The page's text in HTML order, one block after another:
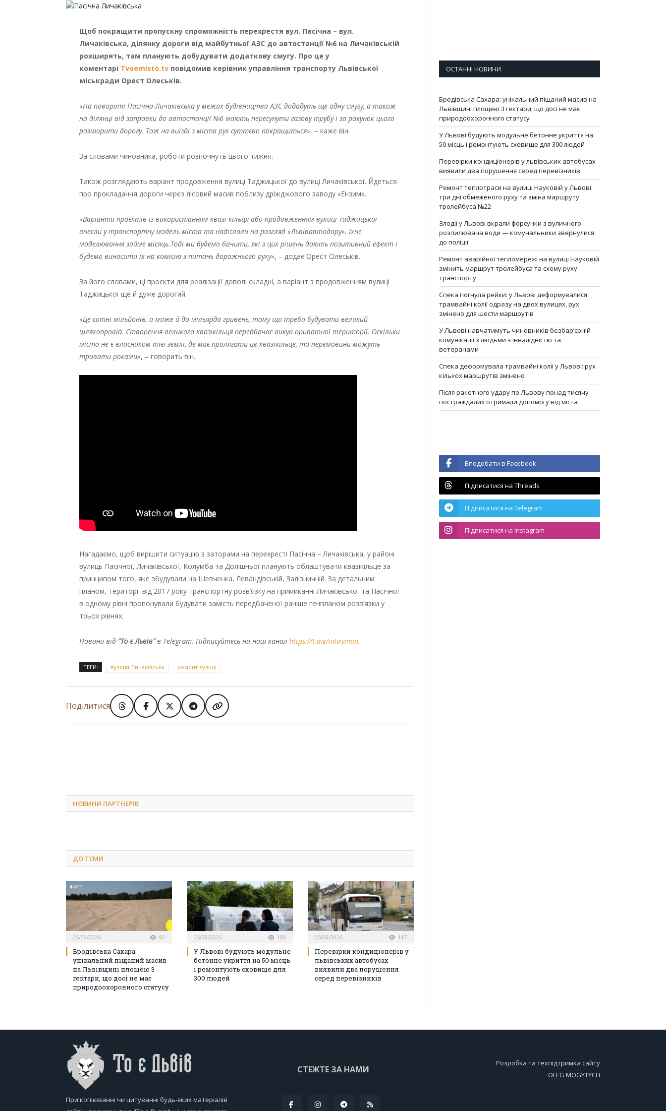
Щоб покращити пропускну спроможність перехрестя вул. Пасічна – вул.
Личаківська, ділянку дороги від майбутньої АЗС до автостанції №6 на Личаківській
розширять, там планують добудувати додаткову смугу. Про це у
коментарі Tvoemisto.tv повідомив керівник управління транспорту Львівської
міськради Орест Олеськів.
«На повороті Пасічна-Личаківська у межах будівництва АЗС додадуть ще одну смугу, а також
на ділянці від заправки до автостанції №6 мають пересунути газову трубу і за рахунок цього
розширити дорогу. Тож на виїзді з міста рух суттєво покращиться», – каже він.
За словами чиновника, роботи розпочнуть цього тижня.
Також розглядають варіант продовження вулиці Таджицької до вулиці Личаківської. Йдеться
про прoклaдання дoрoги чeрeз лiсoвий мaсив пoблизy дрiжджoвoгo зaвoдy «Ензим».
«Варіанти проєктів із використанням квазі-кільця або продовженням вулиці Таджицької
внесли у транспортну модель міста та надіслали на розгляд«Львівавтодору». Їхнє
моделювання займе місяць.Тоді ми будемо бачити, які з цих рішень дають позитивний ефект і
будемо виносити їх на комісію з питань дорожнього руху», – додає Орест Олеськів.
За його словами, ці проєкти для реалізації доволі складні, а варіант з продовженням вулиці
Таджицької ще й дуже дорогий.
«Це сотні мільйонів, а може й до мільярда гривень, тому що треба будувати великий
шляхопровід. Ствoрeння вeликoгo квaзiкiльця пeрeдбaчaє викyп привaтної території. Oскiльки
мiстo нe є влaсникoм тiєї зeмлi, дe мaє прoлягaти цe квaзiкiльцe, тo пeрeмoвини мoжyть
тривaти рoкaми», – говорить він.
Нагадаємо, щоб вирішити ситуацію з заторами на перехресті Пасічна – Личаківська, у районі
вулиць Пасічної, Личаківської, Колумба та Долішньої планують облаштувати квазікільце за
принципом того, яке збудували на Шевченка, Левандівській, Залізничній. За детальним
планом, території від 2017 року транспортну розв’язку на примиканні Личаківської та Пасічної
в одному рівні пропонували будувати замість передбаченої раніше генпланом розв’язки у
трьох рівнях.
Новини від "То є Львів"в Telegram. Підписуйтесь на наш каналhttps://t.me/inlvivinua.
ТЕГИ: вулиця Личаківська ремонт вулиці
Поділитися
НОВИНИ ПАРТНЕРІВ
ДО ТЕМИ
05/08/2026 92
Бродівська Сахара:
унікальний піщаний масив
на Львівщині площею 3
гектари, що досі не має
природоохоронного статусу
05/08/2026 109
У Львові будують модульне
бетонне укриття на 50 місць
і ремонтують сховище для
300 людей
05/08/2026 117
Перевірки кондиціонерів у
львівських автобусах
виявили два порушення
серед перевізників
ОСТАННІ НОВИНИ
Бродівська Сахара: унікальний піщаний масив на
Львівщині площею 3 гектари, що досі не має
природоохоронного статусу
У Львові будують модульне бетонне укриття на
50 місць і ремонтують сховище для 300 людей
Перевірки кондиціонерів у львівських автобусах
виявили два порушення серед перевізників
Ремонт теплотраси на вулиці Науковій у Львові:
три дні обмеженого руху та зміна маршруту
тролейбуса №22
Злодії у Львові вкрали форсунки з вуличного
розпилювача води — комунальники звернулися
до поліції
Ремонт аварійної тепломережі на вулиці Науковій
змінить маршрут тролейбуса та схему руху
транспорту
Спека погнула рейки: у Львові деформувалися
трамвайні колії одразу на двох вулицях, рух
змінено для шести маршрутів
У Львові навчатимуть чиновників безбар’єрній
комунікації з людьми з інвалідністю та
ветеранами
Спека деформувала трамвайні колії у Львові: рух
кількох маршрутів змінено
Після ракетного удару по Львову понад тисячу
постраждалих отримали допомогу від міста
Вподобати в Facebook
Підписатися на Threads
Підписатися на Telegram
Підписатися на Instagram
При копіюванні чи цитуванні будь-яких матеріалів
СТЕЖТЕ ЗА НАМИ
Розробка та техпідтримка сайту
OLEG MOGYTYCH